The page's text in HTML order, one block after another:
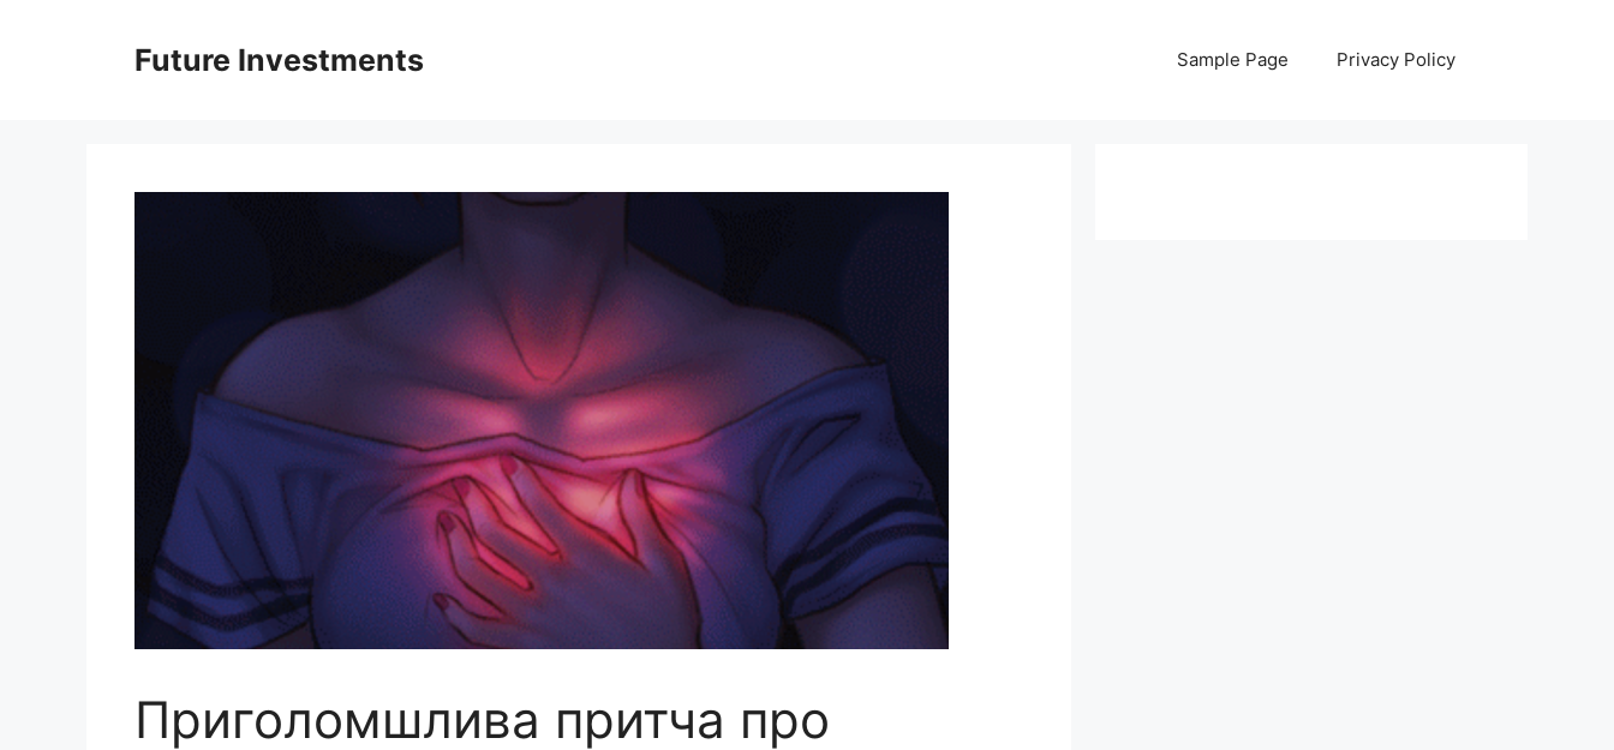
Future Investments Sample Page Privacy Policy
Приголомшлива притча про